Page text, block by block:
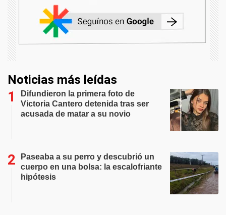
Noticias más leídas
Difundieron la primera foto de
Victoria Cantero detenida tras ser
acusada de matar a su novio
Paseaba a su perro y descubrió un
cuerpo en una bolsa: la escalofriante
hipótesis